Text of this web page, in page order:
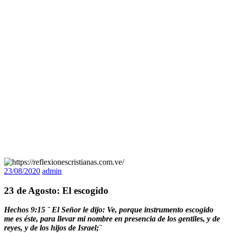
23/08/2020 admin
23 de Agosto: El escogido
Hechos 9:15 ¨ El Señor le dijo: Ve, porque instrumento escogido
me es éste, para llevar mi nombre en presencia de los gentiles, y de
reyes, y de los hijos de Israel;¨